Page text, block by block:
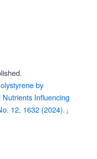
by
Nutrients Influencing
12, 1632 (2024). 」